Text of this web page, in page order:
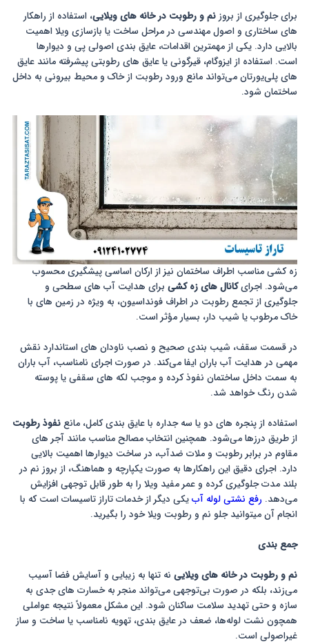
برای جلوگیری از بروزنم و رطوبت در خانه های ویلایی، استفاده از راهکار
های ساختاری و اصول مهندسی در مراحل ساخت یا بازسازی ویلا اهمیت
بالایی دارد. یکی از مهمترین اقدامات، عایق بندی اصولی پی و دیوارها
است. استفاده از ایزوگام، قیرگونی یا عایق های رطوبتی پیشرفته مانند عایق
های پلی‌یورتان می‌تواند مانع ورود رطوبت از خاک و محیط بیرونی به داخل
ساختمان شود.
زه کشی مناسب اطراف ساختمان نیز از ارکان اساسی پیشگیری محسوب
می‌شود. اجرایکانال های زه کشی برای هدایت آب های سطحی و
جلوگیری از تجمع رطوبت در اطراف فونداسیون، به ویژه در زمین های با
خاک مرطوب یا شیب دار، بسیار مؤثر است.
در قسمت سقف، شیب بندی صحیح و نصب ناودان های استاندارد نقش
مهمی در هدایت آب باران ایفا می‌کند. در صورت اجرای نامناسب، آب باران
به سمت داخل ساختمان نفوذ کرده و موجب لکه های سقفی یا پوسته
شدن رنگ خواهد شد.
استفاده از پنجره های دو یا سه جداره با عایق بندی کامل، مانعنفوذ رطوبت
از طریق درزها می‌شود. همچنین انتخاب مصالح مناسب مانند آجر های
مقاوم در برابر رطوبت و ملات ضدآب، در ساخت دیوارها اهمیت بالایی
دارد. اجرای دقیق این راهکارها به صورت یکپارچه و هماهنگ، از بروز نم در
بلند مدت جلوگیری کرده و عمر مفید ویلا را به طور قابل توجهی افزایش
می‌دهد. رفع نشتی لوله آبیکی دیگر از خدمات تاراز تاسیسات است که با
انجام آن می‎توانید جلو نم و رطوبت ویلا خود را بگیرید.
جمع بندی
نم و رطوبت در خانه های ویلایی نه تنها به زیبایی و آسایش فضا آسیب
می‌زند، بلکه در صورت بی‌توجهی می‌تواند منجر به خسارت های جدی به
سازه و حتی تهدید سلامت ساکنان شود. این مشکل معمولاً نتیجه عواملی
همچون نشت لوله‌ها، ضعف در عایق بندی، تهویه نامناسب یا ساخت و ساز
غیراصولی است.